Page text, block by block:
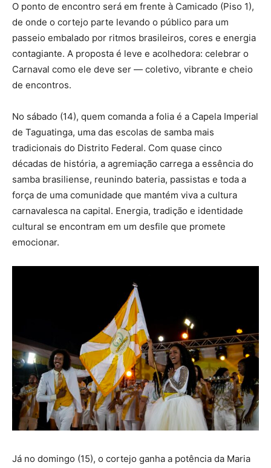
O ponto de encontro será em frente à Camicado (Piso 1),
de onde o cortejo parte levando o público para um
passeio embalado por ritmos brasileiros, cores e energia
contagiante. A proposta é leve e acolhedora: celebrar o
Carnaval como ele deve ser — coletivo, vibrante e cheio
de encontros.
No sábado (14), quem comanda a folia é a Capela Imperial
de Taguatinga, uma das escolas de samba mais
tradicionais do Distrito Federal. Com quase cinco
décadas de história, a agremiação carrega a essência do
samba brasiliense, reunindo bateria, passistas e toda a
força de uma comunidade que mantém viva a cultura
carnavalesca na capital. Energia, tradição e identidade
cultural se encontram em um desfile que promete
emocionar.
Já no domingo (15), o cortejo ganha a potência da Maria